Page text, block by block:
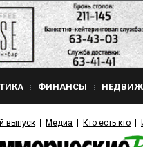
ФИНАНСЫ
выпуск Медиа Кто есть кто